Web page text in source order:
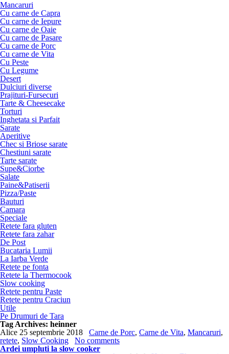
Mancaruri
Cu carne de Capra
Cu carne de Iepure
Cu carne de Oaie
Cu carne de Pasare
Cu carne de Porc
Cu carne de Vita
Cu Peste
Cu Legume
Desert
Dulciuri diverse
Prajituri-Fursecuri
Tarte & Cheesecake
Torturi
Inghetata si Parfait
Sarate
Aperitive
Chec si Briose sarate
Chestiuni sarate
Tarte sarate
Supe&Ciorbe
Salate
Paine&Patiserii
Pizza/Paste
Bauturi
Camara
Speciale
Retete fara gluten
Retete fara zahar
De Post
Bucataria Lumii
La Iarba Verde
Retete pe fonta
Retete la Thermocook
Slow cooking
Retete pentru Paste
Retete pentru Craciun
Utile
Pe Drumuri de Tara
Tag Archives: heinner
Alice 25 septembrie 2018 Carne de Porc, Carne de Vita, Mancaruri,
retete, Slow Cooking
No comments
Ardei umpluti la slow cooker